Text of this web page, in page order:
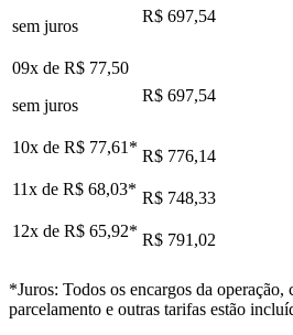
sem juros
R$ 697,54
09x de R$ 77,50
sem juros
R$ 697,54
10x de R$ 77,61 * R$ 776,14
11x de R$ 68,03* R$ 748,33
12x de R$ 65,92* R$ 791,02
*Juros: Todos os encargos da operação,
parcelamento e outras tarifas estão